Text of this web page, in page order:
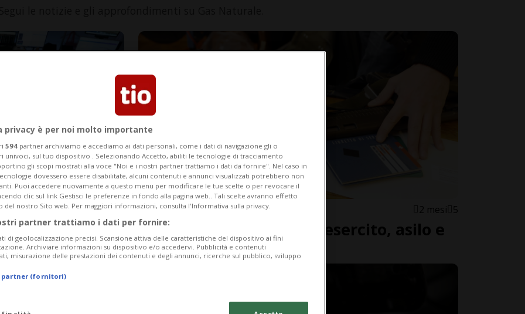
1 sett 1 12
oltre gli 88
SVIZZERA 2 mesi 5
Dal 1° giugno novità su esercito, asilo e
frontiere in Svizzera
privacy è per noi molto importante
594 partner archiviamo e accediamo ai dati personali, come i dati di navigazione gli o
univoci, sul tuo dispositivo . Selezionando Accetto, abiliti le tecnologie di tracciamento
gli scopi mostrati alla voce "Noi e i nostri partner trattiamo i dati da fornire". Nel caso in
dovessero essere disabilitate, alcuni contenuti e annunci visualizzati potrebbero non
Puoi accedere nuovamente a questo menu per modificare le tue scelte o per revocare il
clic sul link Gestisci le preferenze in fondo alla pagina web.. Tali scelte avranno effetto
del nostro Sito web. Per maggiori informazioni, consulta l'Informativa sulla privacy.
partner trattiamo i dati per fornire:
di geolocalizzazione precisi. Scansione attiva delle caratteristiche del dispositivo ai fini
Archiviare informazioni su dispositivo e/o accedervi. Pubblicità e contenuti
misurazione delle prestazioni dei contenuti e degli annunci, ricerche sul pubblico, sviluppo
partner (fornitori)